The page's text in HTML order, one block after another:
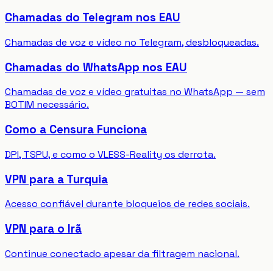
Chamadas do Telegram nos EAU
Chamadas de voz e vídeo no Telegram, desbloqueadas.
Chamadas do WhatsApp nos EAU
Chamadas de voz e vídeo gratuitas no WhatsApp — sem
BOTIM necessário.
Como a Censura Funciona
DPI, TSPU, e como o VLESS-Reality os derrota.
VPN para a Turquia
Acesso confiável durante bloqueios de redes sociais.
VPN para o Irã
Continue conectado apesar da filtragem nacional.